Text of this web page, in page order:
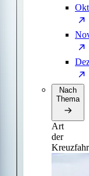
Nach
Thema
Art
der